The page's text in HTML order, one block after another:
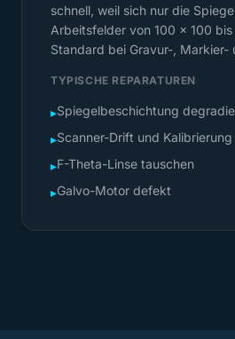
schnell, weil sich nur die
Arbeitsfelder von 100 x 100
Standard bei Gravur-, Markier-
TYPISCHE REPARATUREN
▸Spiegelbeschichtung
▸Scanner-Drift und Kalibrierung
▸F-Theta-Linse tauschen
▸Galvo-Motor defekt